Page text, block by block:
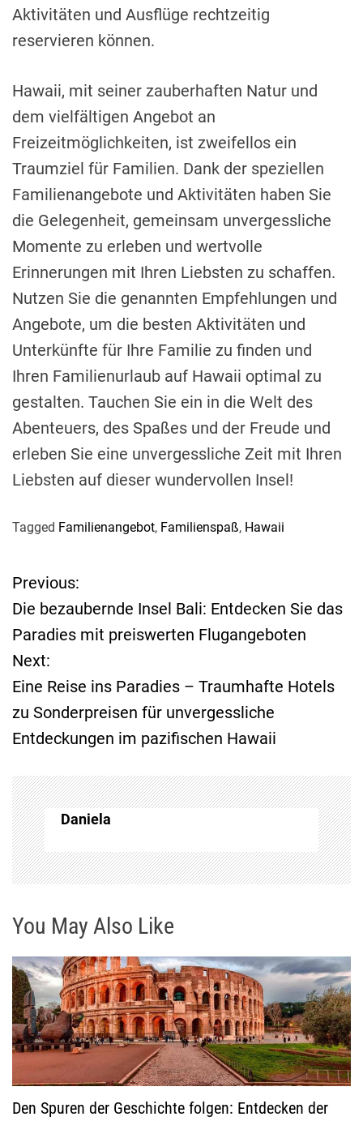
Aktivitäten und Ausflüge rechtzeitig
reservieren können.
Hawaii, mit seiner zauberhaften Natur und
dem vielfältigen Angebot an
Freizeitmöglichkeiten, ist zweifellos ein
Traumziel für Familien. Dank der speziellen
Familienangebote und Aktivitäten haben Sie
die Gelegenheit, gemeinsam unvergessliche
Momente zu erleben und wertvolle
Erinnerungen mit Ihren Liebsten zu schaffen.
Nutzen Sie die genannten Empfehlungen und
Angebote, um die besten Aktivitäten und
Unterkünfte für Ihre Familie zu finden und
Ihren Familienurlaub auf Hawaii optimal zu
gestalten. Tauchen Sie ein in die Welt des
Abenteuers, des Spaßes und der Freude und
erleben Sie eine unvergessliche Zeit mit Ihren
Liebsten auf dieser wundervollen Insel!
Tagged Familienangebot, Familienspaß, Hawaii
B
e
i
t
r
a
g
s
a
v
i
g
a
Previous:
Die bezaubernde Insel Bali: Entdecken Sie das
Paradies mit preiswerten Flugangeboten
Next:
Eine Reise ins Paradies – Traumhafte Hotels
zu Sonderpreisen für unvergessliche
Entdeckungen im pazifischen Hawaii
Daniela
You May Also Like
Den Spuren der Geschichte folgen: Entdecken der